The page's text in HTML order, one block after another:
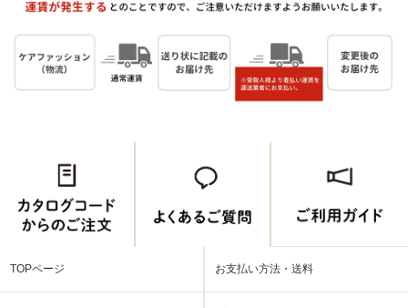
TOPページ お支払い方法・送料